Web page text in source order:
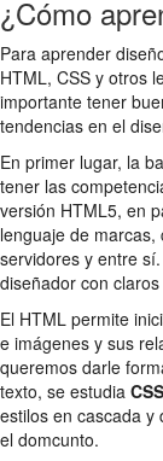
¿Cómo
Para aprender
HTML, CSS y otros
importante tener
tendencias en el
En primer lugar, la
tener las
versión HTML5, en
lenguaje de
servidores y entre
diseñador con
El HTML permite
e imágenes y sus
queremos darle
texto, se estudia CSS
estilos en cascada y
el domcunto.